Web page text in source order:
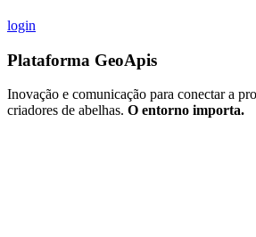
login
Plataforma GeoApis
Inovação e comunicação para conectar a
criadores de abelhas. O entorno importa.